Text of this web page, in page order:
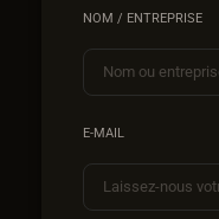
NOM / ENTREPRISE
E-MAIL